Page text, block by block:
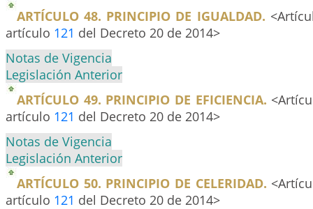
ARTÍCULO 48. PRINCIPIO DE IGUALDAD.
artículo 121 del Decreto 20 de 2014>
Notas de Vigencia
Legislación Anterior
ARTÍCULO 49. PRINCIPIO DE EFICIENCIA.
artículo 121 del Decreto 20 de 2014>
Notas de Vigencia
Legislación Anterior
ARTÍCULO 50. PRINCIPIO DE CELERIDAD.
artículo 121 del Decreto 20 de 2014>